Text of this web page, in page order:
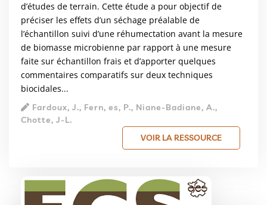
d’études de terrain. Cette étude a pour objectif de
préciser les effets d’un séchage préalable de
l’échantillon suivi d’une réhumectation avant la mesure
de biomasse microbienne par rapport à une mesure
faite sur échantillon frais et d’apporter quelques
commentaires comparatifs sur deux techniques
biocidales...
Fardoux, J., Fern, es, P., Niane-Badiane, A.,
Chotte, J-L.
VOIR LA RESSOURCE